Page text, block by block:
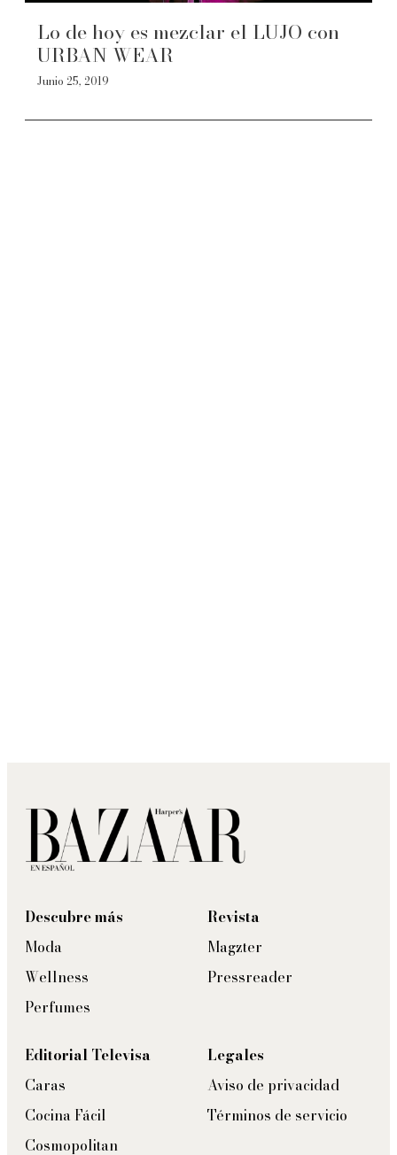
Lo de hoy es mezclar el LUJO con
URBAN WEAR
Junio 25, 2019
Descubre más
Moda
Wellness
Perfumes
Revista
Magzter
Pressreader
Editorial Televisa
Caras
Cocina Fácil
Cosmopolitan
Legales
Aviso de privacidad
Términos de servicio